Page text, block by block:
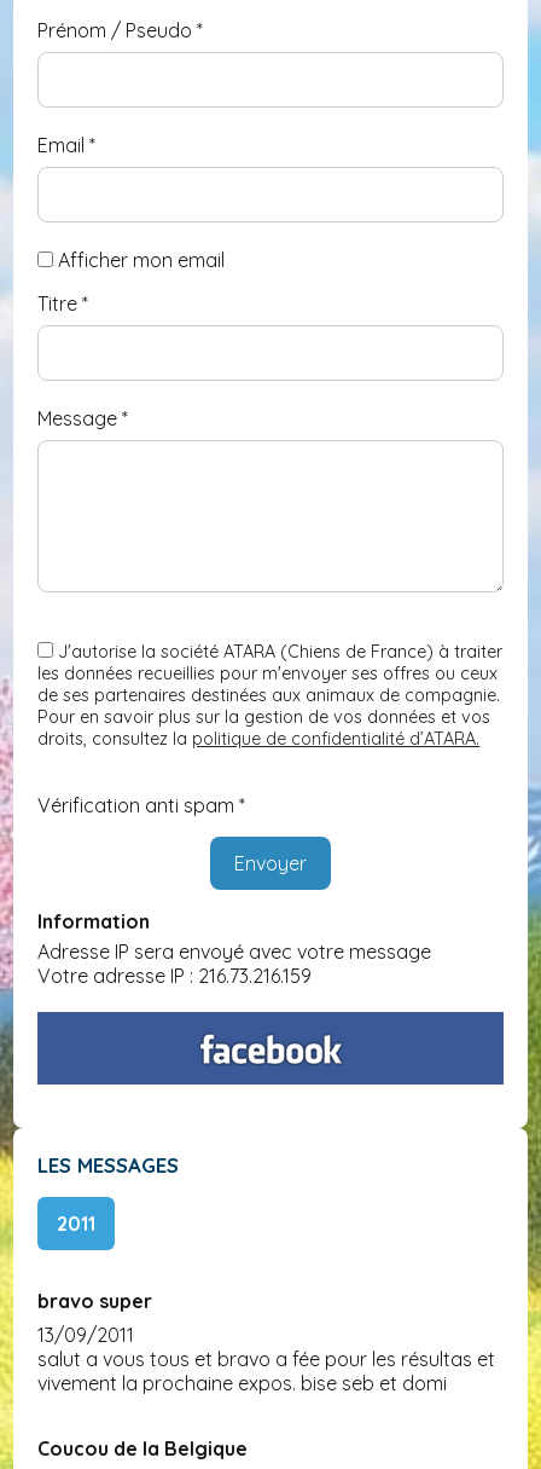
Prénom / Pseudo*
Email*
Afficher mon email
Titre*
Message*
J'autorise la société ATARA (Chiens de France) à traiter
les données recueillies pour m'envoyer ses offres ou ceux
de ses partenaires destinées aux animaux de compagnie.
Pour en savoir plus sur la gestion de vos données et vos
droits, consultez la politique de confidentialité d’ATARA.
Vérification anti spam *
Information
Adresse IP sera envoyé avec votre message
Votre adresse IP : 216.73.216.159
LES MESSAGES
2011
bravo super
13/09/2011
salut a vous tous et bravo a fée pour les résultas et
vivement la prochaine expos. bise seb et domi
Coucou de la Belgique